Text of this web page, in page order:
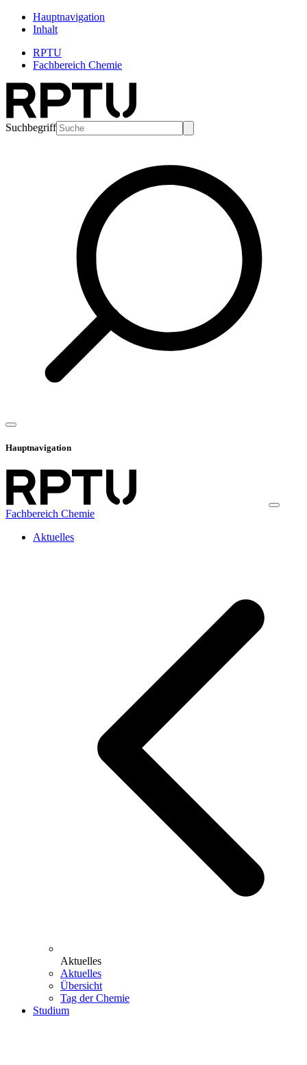
Hauptnavigation
Inhalt
RPTU
Fachbereich Chemie
Suchbegriff
Hauptnavigation
Fachbereich Chemie
Aktuelles
Aktuelles
Aktuelles
Übersicht
Tag der Chemie
Studium